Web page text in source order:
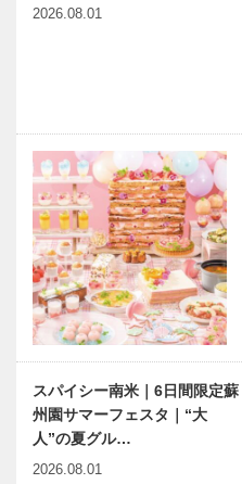
2026.08.01
スパイシー南米｜6日間限定蘇
州園サマーフェスタ｜“大
人”の夏グル…
2026.08.01